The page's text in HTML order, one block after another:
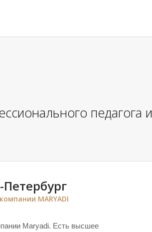
педагога и
MARYADI
Maryadi. Есть высшее